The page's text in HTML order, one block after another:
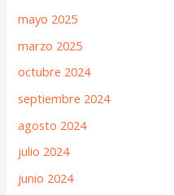
mayo 2025
marzo 2025
octubre 2024
septiembre 2024
agosto 2024
julio 2024
junio 2024